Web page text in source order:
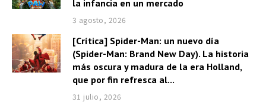
la infancia en un mercado
3 agosto, 2026
[Crítica] Spider-Man: un nuevo día
(Spider-Man: Brand New Day). La historia
más oscura y madura de la era Holland,
que por fin refresca al...
31 julio, 2026